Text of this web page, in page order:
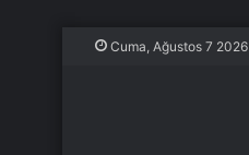
Cuma, Ağustos 7 2026